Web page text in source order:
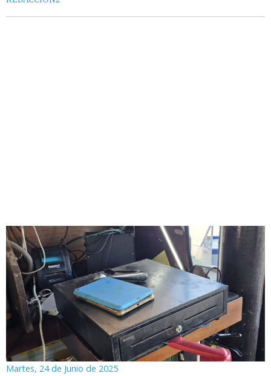
Martes, 24 de Junio de 2025